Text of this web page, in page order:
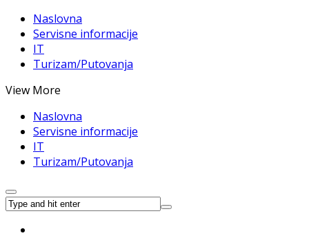
Naslovna
Servisne informacije
IT
Turizam/Putovanja
View More
Naslovna
Servisne informacije
IT
Turizam/Putovanja